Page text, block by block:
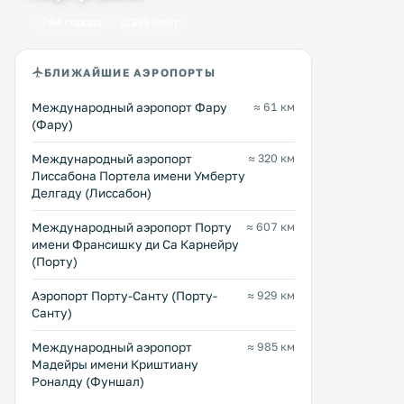
всем необходимым номера/
апартаменты и сезонный
открытый бассейн. .
БЛИЖАЙШИЕ АЭРОПОРТЫ
Международный аэропорт Фару
(Фару)
≈ 61 км
Международный аэропорт
Лиссабона Портела имени Умберту
Делгаду (Лиссабон)
≈ 320 км
Международный аэропорт Порту
имени Франсишку ди Са Карнейру
(Порту)
≈ 607 км
Аэропорт Порту-Санту (Порту-
Санту)
≈ 929 км
Международный аэропорт
Мадейры имени Криштиану
Роналду (Фуншал)
≈ 985 км